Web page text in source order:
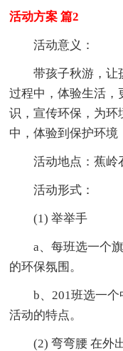
活动方案 篇2
活动意义：
带孩子秋游，让
过程中，体验生活，
识，宣传环保，为环
中，体验到保护环境
活动地点：蕉岭
活动形式：
(1) 举举手
a、每班选一个旗
的环保氛围。
b、201班选一个
活动的特点。
(2) 弯弯腰 在外出